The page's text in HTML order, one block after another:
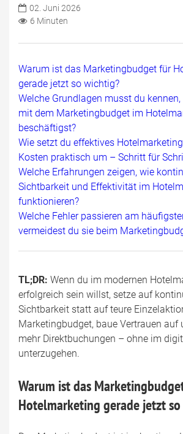
02. Juni 2026
6 Minuten
Warum ist das Marketingbudget für
gerade jetzt so wichtig?
Welche Grundlagen musst du
mit dem Marketingbudget im
beschäftigst?
Wie setzt du effektives
Kosten praktisch um – Schritt für
Welche Erfahrungen zeigen, wie
Sichtbarkeit und Effektivität im
funktionieren?
Welche Fehler passieren am
vermeidest du sie beim
TL;DR: Wenn du im modernen
erfolgreich sein willst, setze auf
Sichtbarkeit statt auf teure
Marketingbudget, baue Vertrauen auf
mehr Direktbuchungen – ohne im
unterzugehen.
Warum ist das
Hotelmarketing gerade jetzt